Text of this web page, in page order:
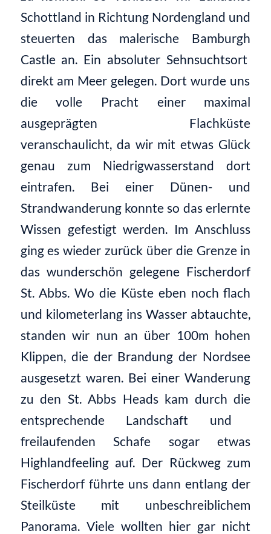
Schottland in Richtung Nordengland und
steuerten das malerische Bamburgh
Castle an. Ein absoluter Sehnsuchtsort
direkt am Meer gelegen. Dort wurde uns
die volle Pracht einer maximal
ausgeprägten Flachküste
veranschaulicht, da wir mit etwas Glück
genau zum Niedrigwasserstand dort
eintrafen. Bei einer Dünen- und
Strandwanderung konnte so das erlernte
Wissen gefestigt werden. Im Anschluss
ging es wieder zurück über die Grenze in
das wunderschön gelegene Fischerdorf
St. Abbs. Wo die Küste eben noch flach
und kilometerlang ins Wasser abtauchte,
standen wir nun an über 100m hohen
Klippen, die der Brandung der Nordsee
ausgesetzt waren.Bei einer Wanderung
zu den St. Abbs Headskam durch die
entsprechendeLandschaft und
freilaufenden Schafe sogar etwas
Highlandfeelingauf. Der Rückweg zum
Fischerdorfführte uns dann entlangder
Steilküste mit unbeschreiblichem
Panorama. Viele wollten hier gar nicht